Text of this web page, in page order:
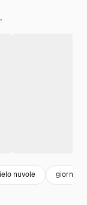
nuvole giorno